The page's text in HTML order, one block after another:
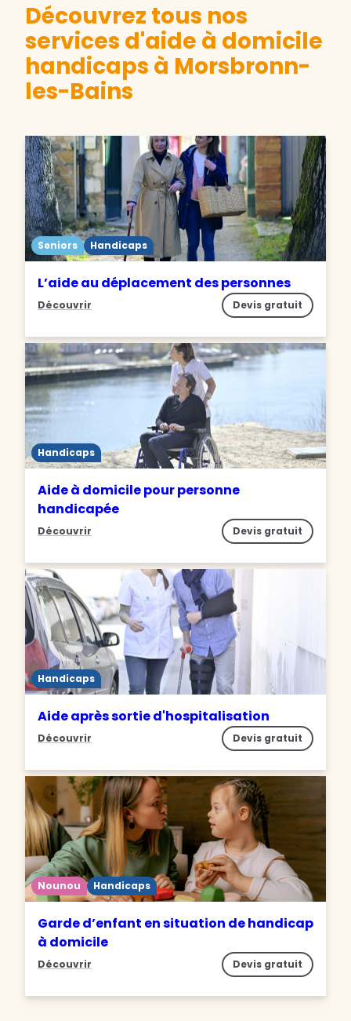
Découvrez tous nos
services d'aide à domicile
handicaps à Morsbronn-
les-Bains
Seniors Handicaps
L’aide au déplacement des personnes
Découvrir Devis gratuit
Handicaps
Aide à domicile pour personne
handicapée
Découvrir Devis gratuit
Handicaps
Aide après sortie d'hospitalisation
Découvrir Devis gratuit
Nounou Handicaps
Garde d’enfant en situation de handicap
à domicile
Découvrir Devis gratuit